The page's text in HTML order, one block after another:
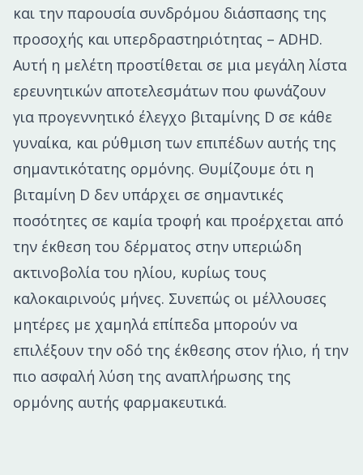
και την παρουσία συνδρόμου διάσπασης της
προσοχής και υπερδραστηριότητας – ADHD.
Αυτή η μελέτη προστίθεται σε μια μεγάλη λίστα
ερευνητικών αποτελεσμάτων που φωνάζουν
για προγεννητικό έλεγχο βιταμίνης D σε κάθε
γυναίκα, και ρύθμιση των επιπέδων αυτής της
σημαντικότατης ορμόνης. Θυμίζουμε ότι η
βιταμίνη D δεν υπάρχει σε σημαντικές
ποσότητες σε καμία τροφή και προέρχεται από
την έκθεση του δέρματος στην υπεριώδη
ακτινοβολία του ηλίου, κυρίως τους
καλοκαιρινούς μήνες. Συνεπώς οι μέλλουσες
μητέρες με χαμηλά επίπεδα μπορούν να
επιλέξουν την οδό της έκθεσης στον ήλιο, ή την
πιο ασφαλή λύση της αναπλήρωσης της
ορμόνης αυτής φαρμακευτικά.